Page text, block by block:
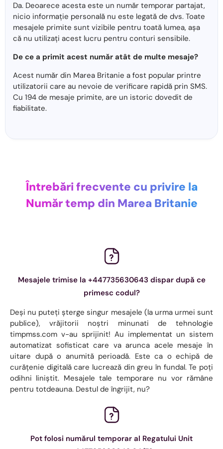
Da. Deoarece acesta este un număr temporar partajat,
nicio informație personală nu este legată de dvs. Toate
mesajele primite sunt vizibile pentru toată lumea, așa
că nu utilizați acest lucru pentru conturi sensibile.
De ce a primit acest număr atât de multe mesaje?
Acest număr din Marea Britanie a fost popular printre
utilizatorii care au nevoie de verificare rapidă prin SMS.
Cu 194 de mesaje primite, are un istoric dovedit de
fiabilitate.
Întrebări frecvente cu privire la
Număr temp din Marea Britanie
Mesajele trimise la +447735630643 dispar după ce
primesc codul?
Deși nu puteți șterge singur mesajele (la urma urmei sunt
publice), vrăjitorii noștri minunati de tehnologie
timpmss.com v-au sprijinit! Au implementat un sistem
automatizat sofisticat care va arunca acele mesaje în
uitare după o anumită perioadă. Este ca o echipă de
curățenie digitală care lucrează din greu în fundal. Te poți
odihni liniștit. Mesajele tale temporare nu vor rămâne
pentru totdeauna. Destul de îngrijit, nu?
Pot folosi numărul temporar al Regatului Unit